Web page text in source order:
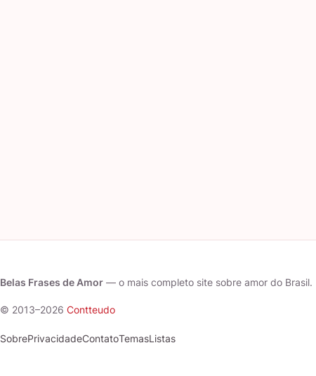
Belas Frases de Amor — o mais completo site sobre amor do Brasil.
© 2013–2026 Contteudo
SobrePrivacidadeContatoTemasListas